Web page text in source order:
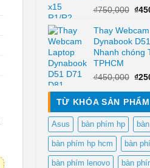
₫750,000 Giá
là:
₫
Thay
Dynabook
Nhanh chóng
TPHCM
₫450,000 Giá
là:
₫
TỪ KHÓA SẢN PHẨM
Asus bàn phím hp
bàn phím hp hcm bàn
bàn phím lenovo bàn